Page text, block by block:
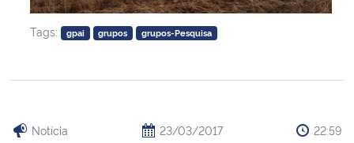
Tags: gpai grupos grupos-Pesquisa
Notícia 23/03/2017 22:59